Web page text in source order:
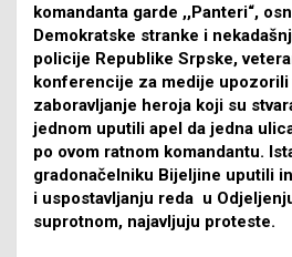
komandanta garde ,,Panteri“,
Demokratske stranke i
policije Republike Srpske,
konferencije za medije upozorili
zaboravljanje heroja koji su
jednom uputili apel da jedna
po ovom ratnom komandantu.
gradonačelniku Bijeljine uputili
i uspostavljanju reda u
suprotnom, najavljuju proteste.